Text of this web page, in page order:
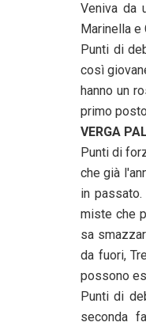
Veniva da
Marinella
Punti di
così
hanno un
primo
VERGA
Punti di
che già
in
miste che
sa
da fuori,
possono
Punti di
seconda